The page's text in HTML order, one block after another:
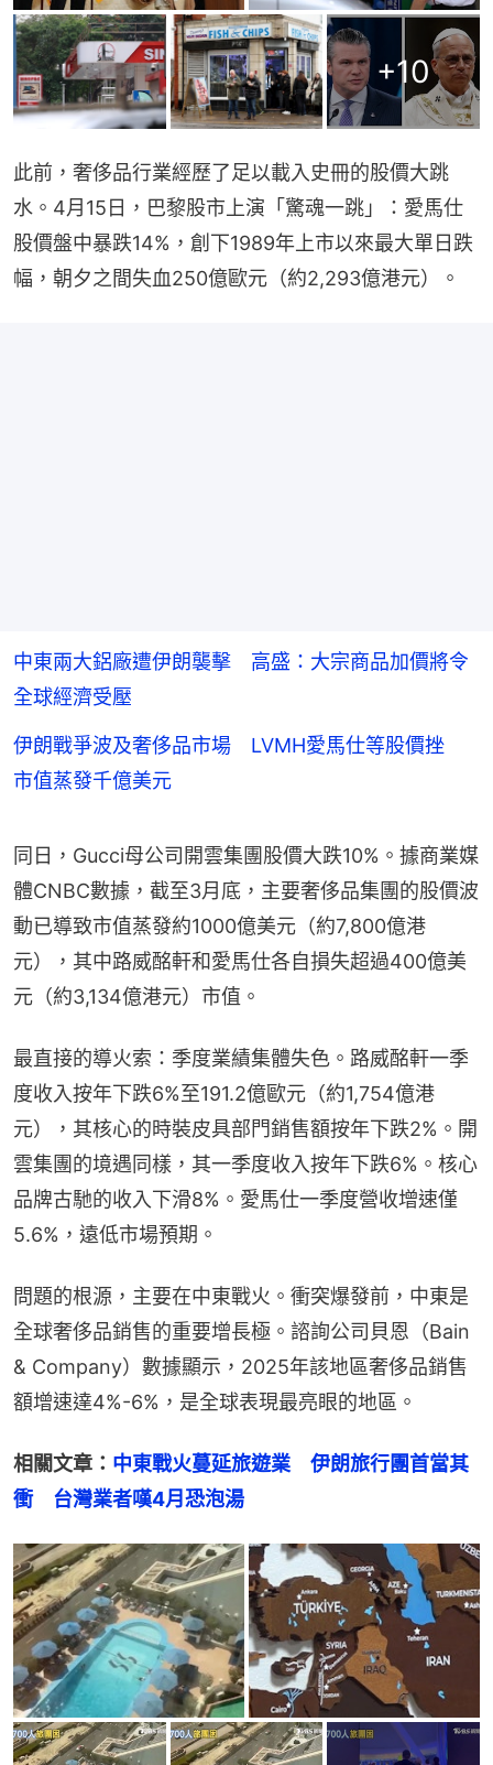
+10
此前，奢侈品行業經歷了足以載入史冊的股價大跳
水。4月15日，巴黎股市上演「驚魂一跳」：愛馬仕
股價盤中暴跌14%，創下1989年上市以來最大單日跌
幅，朝夕之間失血250億歐元（約2,293億港元）。
中東兩大鋁廠遭伊朗襲擊 高盛：大宗商品加價將令
全球經濟受壓
伊朗戰爭波及奢侈品市場 LVMH愛馬仕等股價挫
市值蒸發千億美元
同日，Gucci母公司開雲集團股價大跌10%。據商業媒
體CNBC數據，截至3月底，主要奢侈品集團的股價波
動已導致市值蒸發約1000億美元（約7,800億港
元），其中路威酩軒和愛馬仕各自損失超過400億美
元（約3,134億港元）市值。
最直接的導火索：季度業績集體失色。路威酩軒一季
度收入按年下跌6%至191.2億歐元（約1,754億港
元），其核心的時裝皮具部門銷售額按年下跌2%。開
雲集團的境遇同樣，其一季度收入按年下跌6%。核心
品牌古馳的收入下滑8%。愛馬仕一季度營收增速僅
5.6%，遠低市場預期。
問題的根源，主要在中東戰火。衝突爆發前，中東是
全球奢侈品銷售的重要增長極。諮詢公司貝恩（Bain
& Company）數據顯示，2025年該地區奢侈品銷售
額增速達4%-6%，是全球表現最亮眼的地區。
相關文章： 中東戰火蔓延旅遊業　伊朗旅行團首當其
衝　台灣業者嘆4月恐泡湯